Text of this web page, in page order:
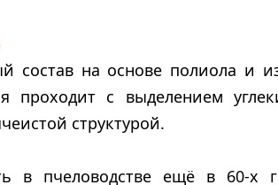
состав на основе полиола и
проходит с выделением
структурой.
в пчеловодстве ещё в 60-х